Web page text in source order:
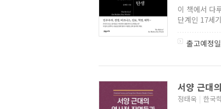
이 책에서 다
단계인 17세
출고예정
서양 근대
정태욱 | 한국